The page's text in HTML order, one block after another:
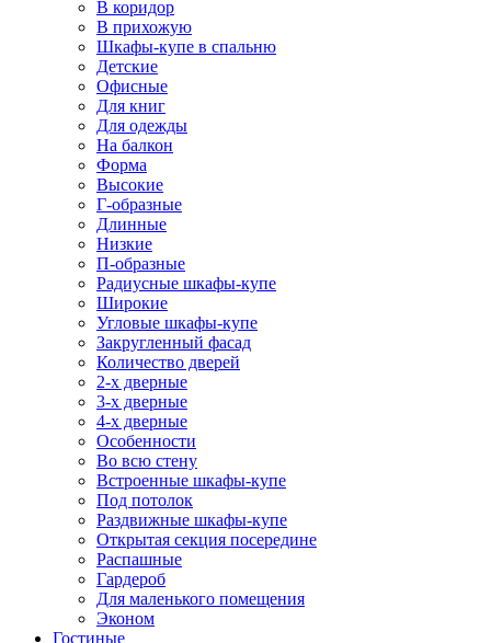
В коридор
В прихожую
Шкафы-купе в спальню
Детские
Офисные
Для книг
Для одежды
На балкон
Форма
Высокие
Г-образные
Длинные
Низкие
П-образные
Радиусные шкафы-купе
Широкие
Угловые шкафы-купе
Закругленный фасад
Количество дверей
2-х дверные
3-х дверные
4-х дверные
Особенности
Во всю стену
Встроенные шкафы-купе
Под потолок
Раздвижные шкафы-купе
Открытая секция посередине
Распашные
Гардероб
Для маленького помещения
Эконом
Гостиные